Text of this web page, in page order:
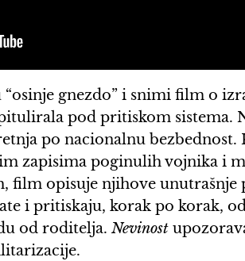
gnezdo” i snimi film o
pod pritiskom sistema.
po nacionalnu
zapisima poginulih vojnika i
film opisuje njihove unutrašnje
i pritiskaju, korak po korak,
od roditelja. Nevinost